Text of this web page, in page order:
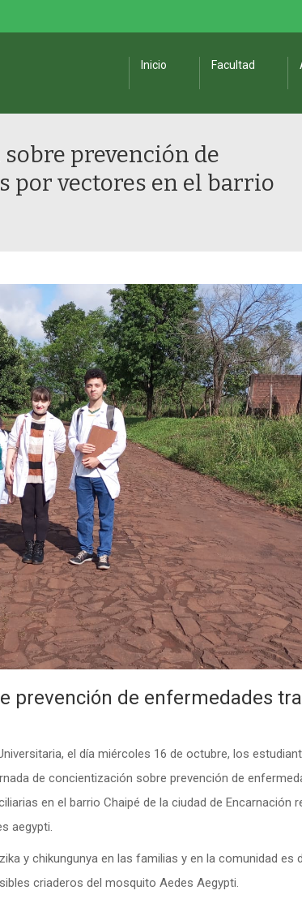
Inicio Facultad
prevención de
por vectores en el barrio
prevención de enfermedades
el día miércoles 16 de octubre, los
de concientización sobre prevención de
en el barrio Chaipé de la ciudad de Encarnación
aegypti.
y chikungunya en las familias y en la comunidad es
criaderos del mosquito Aedes Aegypti.